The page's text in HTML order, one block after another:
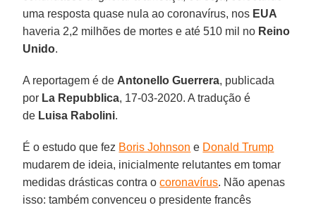
uma resposta quase nula ao coronavírus, nos EUA
haveria 2,2 milhões de mortes e até 510 mil no Reino
Unido.
A reportagem é de Antonello Guerrera, publicada
por La Repubblica, 17-03-2020. A tradução é
de Luisa Rabolini.
É o estudo que fez Boris Johnson e Donald Trump
mudarem de ideia, inicialmente relutantes em tomar
medidas drásticas contra ocoronavírus. Não apenas
isso: também convenceu o presidente francês